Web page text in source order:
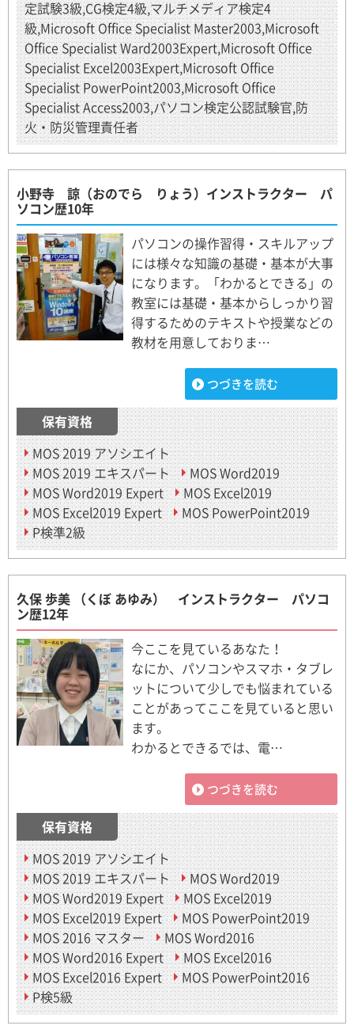
定試験3級,CG検定4級,マルチメディア検定4
級,Microsoft Office Specialist Master2003,Microsoft
Office Specialist Ward2003Expert,Microsoft Office
Specialist Excel2003Expert,Microsoft Office
Specialist PowerPoint2003,Microsoft Office
Specialist Access2003,パソコン検定公認試験官,防
火・防災管理責任者
小野寺 諒（おのでら りょう）インストラクター パ
ソコン歴10年
パソコンの操作習得・スキルアップ
には様々な知識の基礎・基本が大事
になります。「わかるとできる」の
教室には基礎・基本からしっかり習
得するためのテキストや授業などの
教材を用意しておりま…
つづきを読む
保有資格
MOS 2019 アソシエイト
MOS 2019 エキスパート
MOS Word2019
MOS Word2019 Expert
MOS Excel2019
MOS Excel2019 Expert
MOS PowerPoint2019
P検準2級
久保 歩美 （くぼ あゆみ） インストラクター パソコ
ン歴12年
今ここを見ているあなた！
なにか、パソコンやスマホ・タブレ
ットについて少しでも悩まれている
ことがあってここを見ていると思い
ます。
わかるとできるでは、電…
つづきを読む
保有資格
MOS 2019 アソシエイト
MOS 2019 エキスパート
MOS Word2019
MOS Word2019 Expert
MOS Excel2019
MOS Excel2019 Expert
MOS PowerPoint2019
MOS 2016 マスター
MOS Word2016
MOS Word2016 Expert
MOS Excel2016
MOS Excel2016 Expert
MOS PowerPoint2016
P検5級